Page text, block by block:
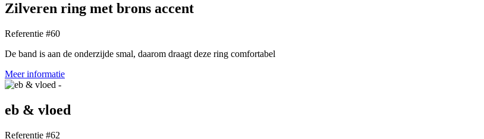
Zilveren ring met brons accent
Referentie #60
De band is aan de onderzijde smal, daarom draagt deze ring comfortabel
Meer informatie
eb & vloed
Referentie #62